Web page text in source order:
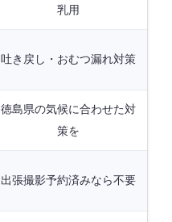
乳用
吐き戻し・おむつ漏れ対策
徳島県の気候に合わせた対
策を
出張撮影予約済みなら不要